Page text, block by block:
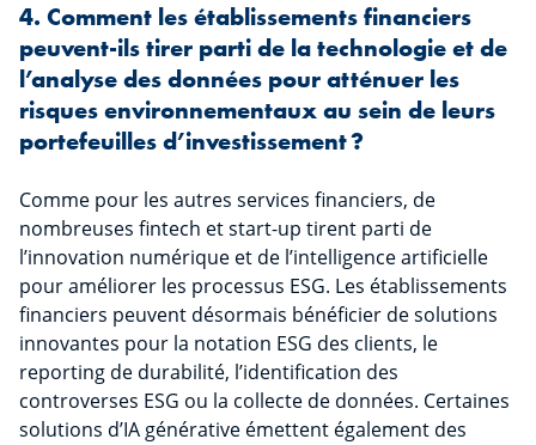
4. Comment les établissements financiers
peuvent-ils tirer parti de la technologie et de
l’analyse des données pour atténuer les
risques environnementaux au sein de leurs
portefeuilles d’investissement ?
Comme pour les autres services financiers, de
nombreuses fintech et start-up tirent parti de
l’innovation numérique et de l’intelligence artificielle
pour améliorer les processus ESG. Les établissements
financiers peuvent désormais bénéficier de solutions
innovantes pour la notation ESG des clients, le
reporting de durabilité, l’identification des
controverses ESG ou la collecte de données. Certaines
solutions d’IA générative émettent également des